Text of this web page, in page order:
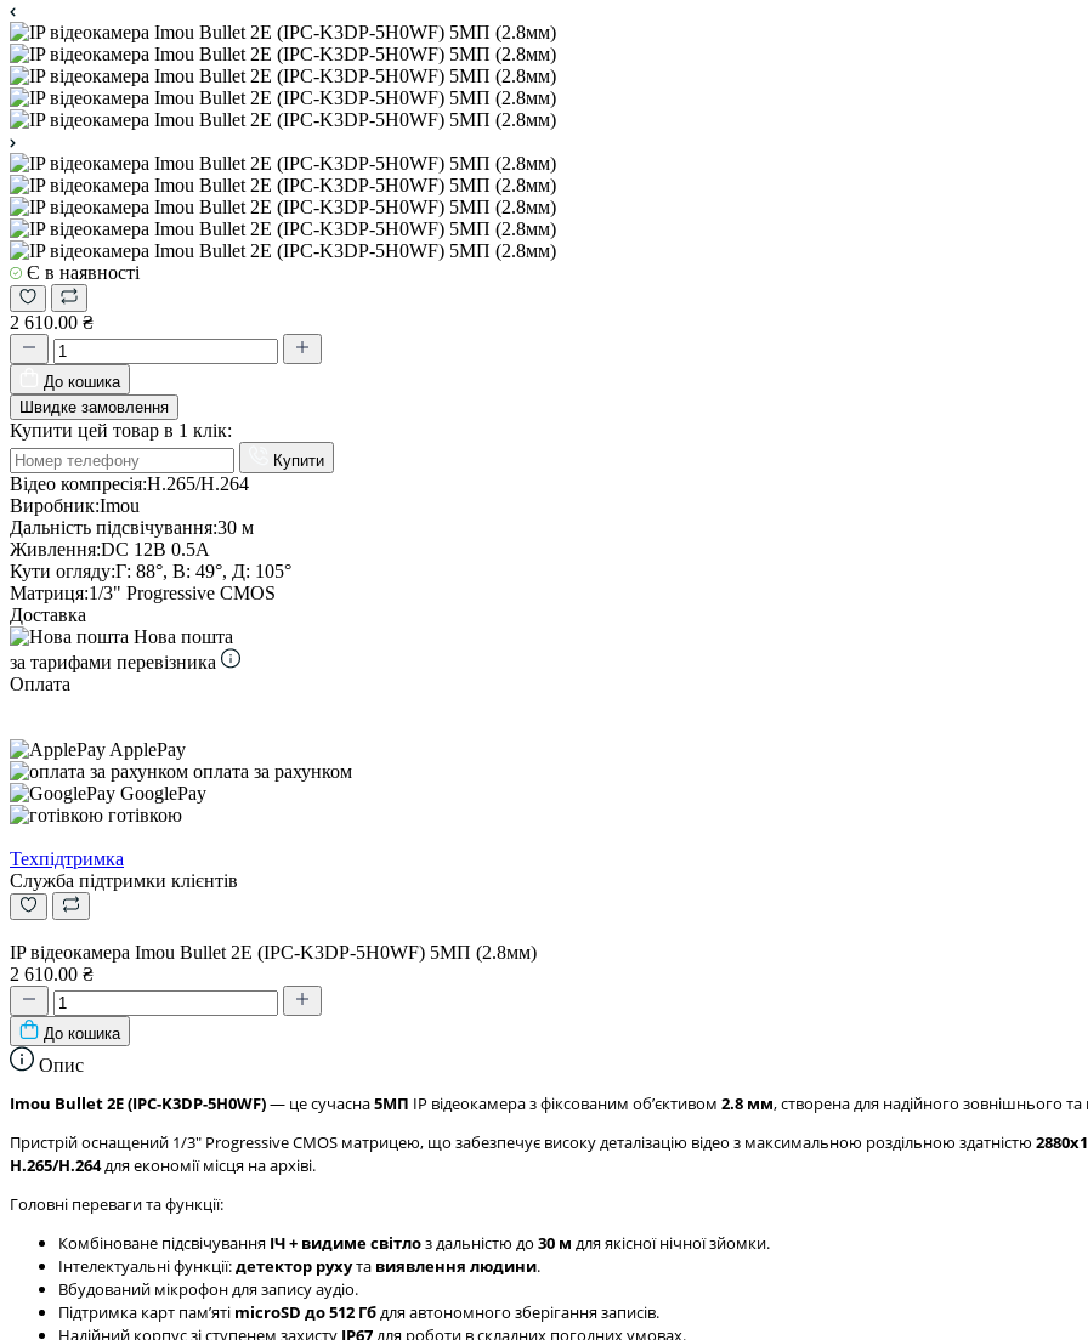
Є в наявності
2 610.00 ₴
До кошика
Швидке замовлення
Купити цей товар в 1 клік:
Купити
Відео компресія:H.265/H.264
Виробник:Imou
Дальність підсвічування:30 м
Живлення:DC 12В 0.5A
Кути огляду:Г: 88°, В: 49°, Д: 105°
Матриця:1/3" Progressive CMOS
Доставка
Нова пошта
за тарифами перевізника
Оплата
ApplePay
оплата за рахунком
GooglePay
готівкою
Техпідтримка
Служба підтримки клієнтів
IP відеокамера Imou Bullet 2E (IPC-K3DP-5H0WF) 5МП (2.8мм)
2 610.00 ₴
До кошика
Опис
Imou Bullet 2E (IPC-K3DP-5H0WF)— це сучасна5МП IP відеокамера з фіксованим обʼєктивом 2.8 мм, створена для надійного зовнішнього
Пристрій оснащений 1/3" Progressive CMOS матрицею, що забезпечує високу деталізацію відео з максимальною роздільною здатністю
H.265/H.264для економії місця на архіві.
Головні переваги та функції:
Комбіноване підсвічування ІЧ + видиме світлоз дальністю до 30 м для якісної нічної зйомки.
Інтелектуальні функції:детектор рухута виявлення людини.
Вбудований мікрофон для запису аудіо.
Підтримка карт памʼяті microSD до 512 Гбдля автономного зберігання записів.
Надійний корпус зі ступенем захисту IP67 для роботи в складних погодних умовах.